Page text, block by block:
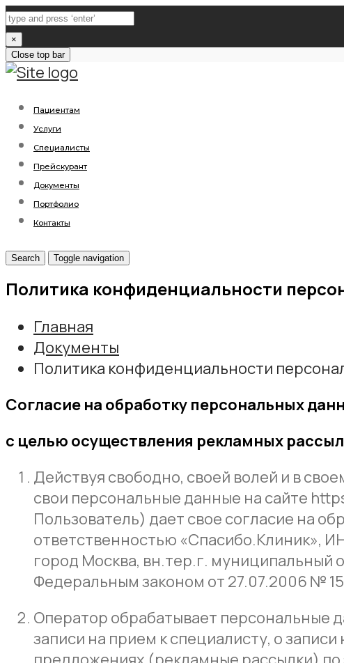
×
Close top bar
Пациентам
Услуги
Специалисты
Прейскурант
Документы
Портфолио
Контакты
Search Toggle navigation
Политика конфиденциальности
Главная
Документы
Политика конфиденциальности
Согласие на обработку персональных
с целью осуществления рекламных
Действуя свободно, своей волей и в
свои персональные данные на сайте
Пользователь) дает свое согласие на
ответственностью «Спасибо.Клиник»,
город Москва, вн.тер.г. муниципальный
Федеральным законом от 27.07.2006 №
Оператор обрабатывает персональные
записи на прием к специалисту, о